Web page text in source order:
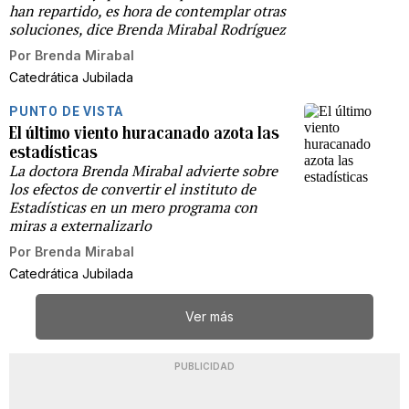
han repartido, es hora de contemplar otras
soluciones, dice Brenda Mirabal Rodríguez
Por Brenda Mirabal
Catedrática Jubilada
PUNTO DE VISTA
El último viento huracanado azota las
estadísticas
La doctora Brenda Mirabal advierte sobre
los efectos de convertir el instituto de
Estadísticas en un mero programa con
miras a externalizarlo
Por Brenda Mirabal
Catedrática Jubilada
Ver más
PUBLICIDAD